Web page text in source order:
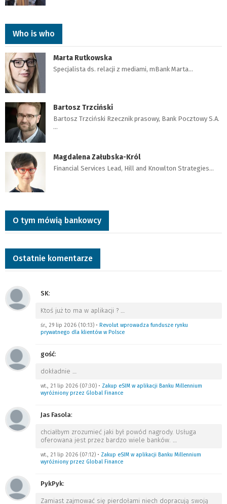
Who is who
Marta Rutkowska
Specjalista ds. relacji z mediami, mBank Marta…
Bartosz Trzciński
Bartosz Trzciński Rzecznik prasowy, Bank Pocztowy S.A.
…
Magdalena Załubska-Król
Financial Services Lead, Hill and Knowlton Strategies…
O tym mówią bankowcy
Ostatnie komentarze
SK:
Ktoś już to ma w aplikacji ? …
śr., 29 lip 2026 (10:13) • Revolut wprowadza fundusze rynku
prywatnego dla klientów w Polsce
gość:
dokładnie …
wt., 21 lip 2026 (07:30) • Zakup eSIM w aplikacji Banku Millennium
wyróżniony przez Global Finance
Jas Fasola:
chciałbym zrozumieć jaki był powód nagrody. Usługa
oferowana jest przez bardzo wiele banków. …
wt., 21 lip 2026 (07:12) • Zakup eSIM w aplikacji Banku Millennium
wyróżniony przez Global Finance
PykPyk:
Zamiast zajmować się pierdołami niech dopracują swoją